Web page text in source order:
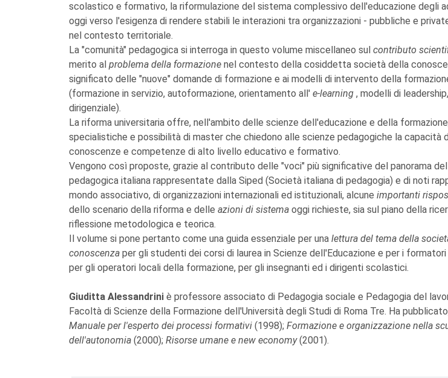
scolastico e formativo, la riformulazione del sistema complessivo dell'educazione degli
oggi verso l'esigenza di rendere stabili le interazioni tra organizzazioni - pubbliche e
nel contesto territoriale.
La "comunità" pedagogica si interroga in questo volume miscellaneo sul contributo
merito al problema della formazione nel contesto della cosiddetta società della
significato delle "nuove" domande di formazione e ai modelli di intervento della
(formazione in servizio, autoformazione, orientamento all' e-learning , modelli di
dirigenziale).
La riforma universitaria offre, nell'ambito delle scienze dell'educazione e della
specialistiche e possibilità di master che chiedono alle scienze pedagogiche la capacità
conoscenze e competenze di alto livello educativo e formativo.
Vengono così proposte, grazie al contributo delle "voci" più significative del panorama
pedagogica italiana rappresentate dalla Siped (Società italiana di pedagogia) e di noti
mondo associativo, di organizzazioni internazionali ed istituzionali, alcune importanti
dello scenario della riforma e delle azioni di sistema oggi richieste, sia sul piano della
riflessione metodologica e teorica.
Il volume si pone pertanto come una guida essenziale per una lettura del tema della
conoscenza per gli studenti dei corsi di laurea in Scienze dell'Educazione e per i
per gli operatori locali della formazione, per gli insegnanti ed i dirigenti scolastici.
Giuditta Alessandrini è professore associato di Pedagogia sociale e Pedagogia del
Facoltà di Scienze della Formazione dell'Università degli Studi di Roma Tre. Ha
Manuale per l'esperto dei processi formativi (1998); Formazione e organizzazione nella
dell'autonomia (2000); Risorse umane e new economy(2001).